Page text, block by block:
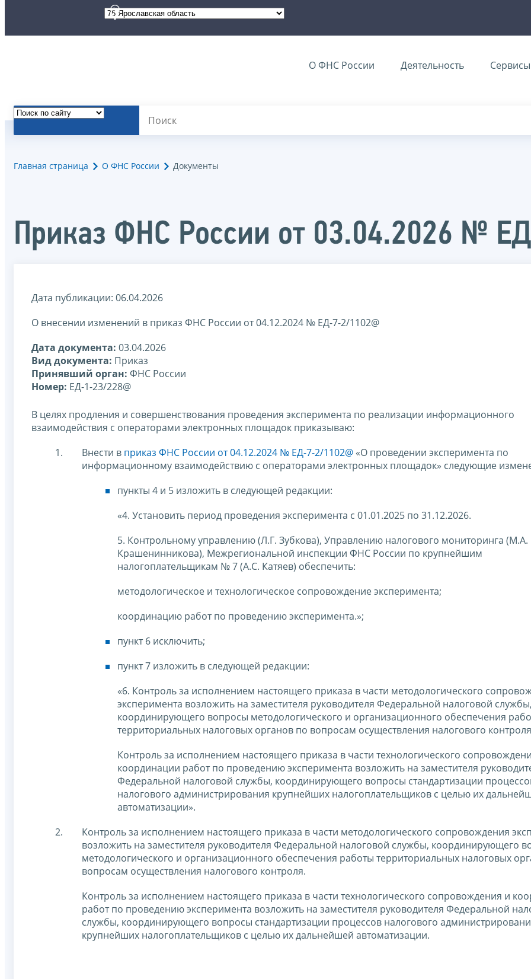
О ФНС России Деятельность Сервисы
Главная страница О ФНС России Документы
Приказ ФНС России от 03.04.2026 №
Дата публикации: 06.04.2026
О внесении изменений в приказ ФНС России от 04.12.2024 № ЕД-7-2/1102@
Дата документа: 03.04.2026
Вид документа: Приказ
Принявший орган: ФНС России
Номер: ЕД-1-23/228@
В целях продления и совершенствования проведения эксперимента по реализации информационного
взаимодействия с операторами электронных площадок приказываю:
Внести в приказ ФНС России от 04.12.2024 № ЕД-7-2/1102@ «О проведении эксперимента по
информационному взаимодействию с операторами электронных площадок» следующие
пункты 4 и 5 изложить в следующей редакции:
«4. Установить период проведения эксперимента с 01.01.2025 по 31.12.2026.
5. Контрольному управлению (Л.Г. Зубкова), Управлению налогового мониторинга (М.А.
Крашенинникова), Межрегиональной инспекции ФНС России по крупнейшим
налогоплательщикам № 7 (А.С. Катяев) обеспечить:
методологическое и технологическое сопровождение эксперимента;
координацию работ по проведению эксперимента.»;
пункт 6 исключить;
пункт 7 изложить в следующей редакции:
«6. Контроль за исполнением настоящего приказа в части методологического
эксперимента возложить на заместителя руководителя Федеральной налоговой службы,
координирующего вопросы методологического и организационного обеспечения
территориальных налоговых органов по вопросам осуществления налогового
Контроль за исполнением настоящего приказа в части технологического
координации работ по проведению эксперимента возложить на заместителя
Федеральной налоговой службы, координирующего вопросы стандартизации
налогового администрирования крупнейших налогоплательщиков с целью их
автоматизации».
Контроль за исполнением настоящего приказа в части методологического сопровождения
возложить на заместителя руководителя Федеральной налоговой службы, координирующего
методологического и организационного обеспечения работы территориальных налоговых
вопросам осуществления налогового контроля.
Контроль за исполнением настоящего приказа в части технологического сопровождения и
работ по проведению эксперимента возложить на заместителя руководителя Федеральной
службы, координирующего вопросы стандартизации процессов налогового
крупнейших налогоплательщиков с целью их дальнейшей автоматизации.